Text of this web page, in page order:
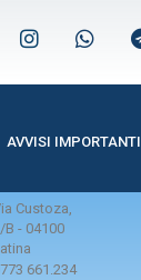
AVVISI IMPORTANTI
Custoza,
B - 04100
661.234